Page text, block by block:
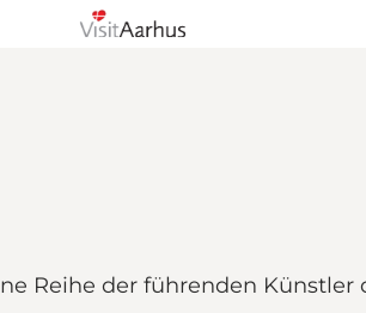
Reihe der führenden